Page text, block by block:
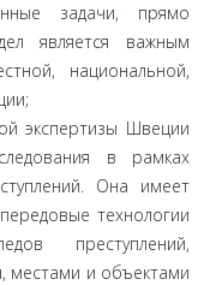
задачи, прямо
является важным
национальной,
экспертизы Швеции
в рамках
Она имеет
технологии
преступлений,
местами и объектами